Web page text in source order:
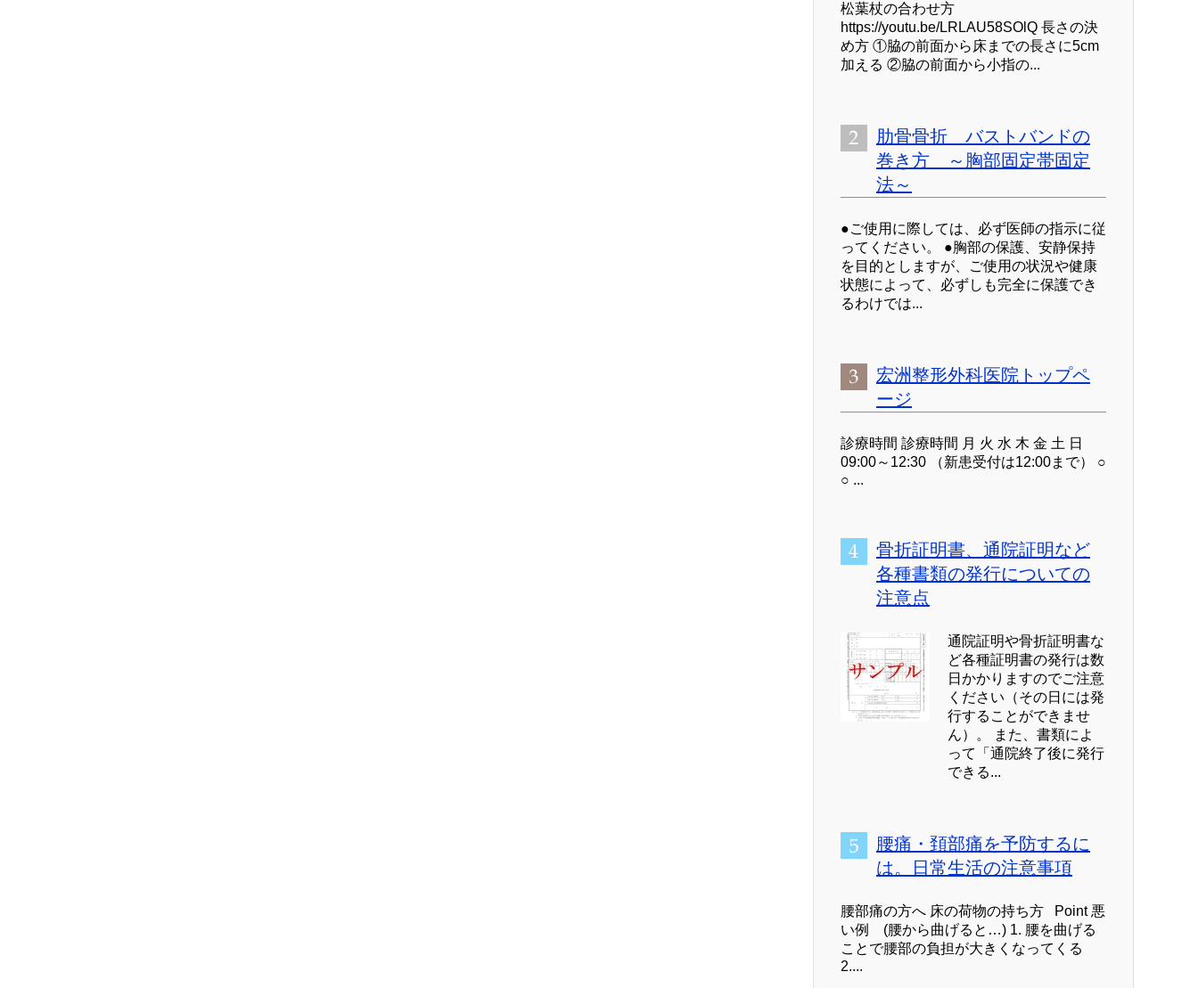
松葉杖の合わせ方
https://youtu.be/LRLAU58SOlQ 長さの決
め方 ①脇の前面から床までの長さに5cm
加える ②脇の前面から小指の...
肋骨骨折 バストバンドの
巻き方 ～胸部固定帯固定
法～
●ご使用に際しては、必ず医師の指示に従
ってください。 ●胸部の保護、安静保持
を目的としますが、ご使用の状況や健康
状態によって、必ずしも完全に保護でき
るわけでは...
宏洲整形外科医院トップペ
ージ
診療時間 診療時間 月 火 水 木 金 土 日
09:00～12:30 （新患受付は12:00まで） ○
○ ...
骨折証明書、通院証明など
各種書類の発行についての
注意点
通院証明や骨折証明書な
ど各種証明書の発行は数
日かかりますのでご注意
ください（その日には発
行することができませ
ん）。 また、書類によ
って「通院終了後に発行
できる...
腰痛・頚部痛を予防するに
は。日常生活の注意事項
腰部痛の方へ 床の荷物の持ち方 Point 悪
い例 (腰から曲げると…) 1. 腰を曲げる
ことで腰部の負担が大きくなってくる
2....